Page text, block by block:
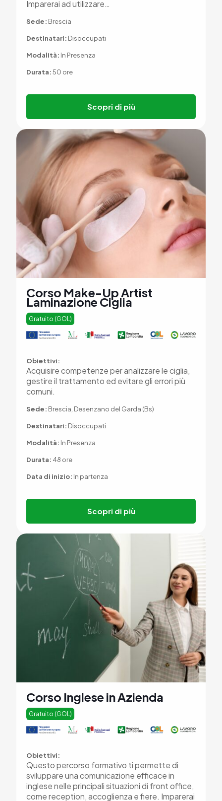
Imparerai ad utilizzare…
Sede: Brescia
Destinatari: Disoccupati
Modalità: In Presenza
Durata:50 ore
Scopri di più
Corso Make-Up Artist
Laminazione Ciglia
Gratuito (GOL)
Obiettivi:
Acquisire competenze per analizzare le ciglia,
gestire il trattamento ed evitare gli errori più
comuni.
Sede: Brescia, Desenzano del Garda (Bs)
Destinatari: Disoccupati
Modalità: In Presenza
Durata: 48 ore
Data di inizio: In partenza
Scopri di più
Corso Inglese in Azienda
Gratuito (GOL)
Obiettivi:
Questo percorso formativo ti permette di
sviluppare una comunicazione efficace in
inglese nelle principali situazioni di front office,
come reception, accoglienza e fiere. Imparerai